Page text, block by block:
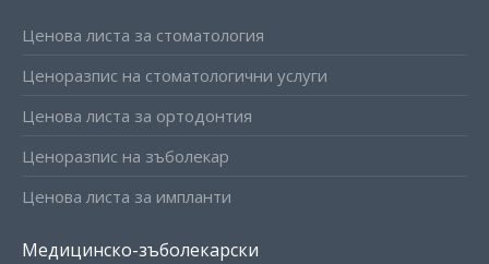
Ценова листа за стоматология
Ценоразпис на стоматологични услуги
Ценова листа за ортодонтия
Ценоразпис на зъболекар
Ценова листа за импланти
Медицинско-зъболекарски